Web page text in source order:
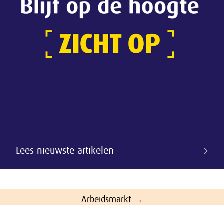
Lees nieuwste artikelen
Arbeidsmarkt →